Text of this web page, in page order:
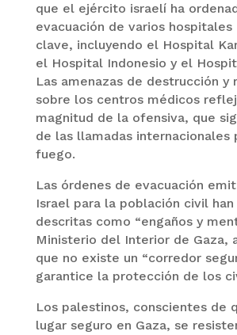
que el ejército israelí ha
evacuación de varios hospitales
clave, incluyendo el Hospital
el Hospital Indonesio y el
Las amenazas de destrucción y
sobre los centros médicos
magnitud de la ofensiva, que
de las llamadas internacionales
fuego.
Las órdenes de evacuación
Israel para la población civil han
descritas como “engaños y
Ministerio del Interior de Gaza,
que no existe un “corredor
garantice la protección de los
Los palestinos, conscientes de
lugar seguro en Gaza, se